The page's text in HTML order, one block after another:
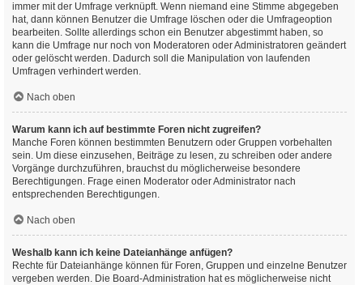
immer mit der Umfrage verknüpft. Wenn niemand eine Stimme abgegeben
hat, dann können Benutzer die Umfrage löschen oder die Umfrageoption
bearbeiten. Sollte allerdings schon ein Benutzer abgestimmt haben, so
kann die Umfrage nur noch von Moderatoren oder Administratoren geändert
oder gelöscht werden. Dadurch soll die Manipulation von laufenden
Umfragen verhindert werden.
Nach oben
Warum kann ich auf bestimmte Foren nicht zugreifen?
Manche Foren können bestimmten Benutzern oder Gruppen vorbehalten
sein. Um diese einzusehen, Beiträge zu lesen, zu schreiben oder andere
Vorgänge durchzuführen, brauchst du möglicherweise besondere
Berechtigungen. Frage einen Moderator oder Administrator nach
entsprechenden Berechtigungen.
Nach oben
Weshalb kann ich keine Dateianhänge anfügen?
Rechte für Dateianhänge können für Foren, Gruppen und einzelne Benutzer
vergeben werden. Die Board-Administration hat es möglicherweise nicht